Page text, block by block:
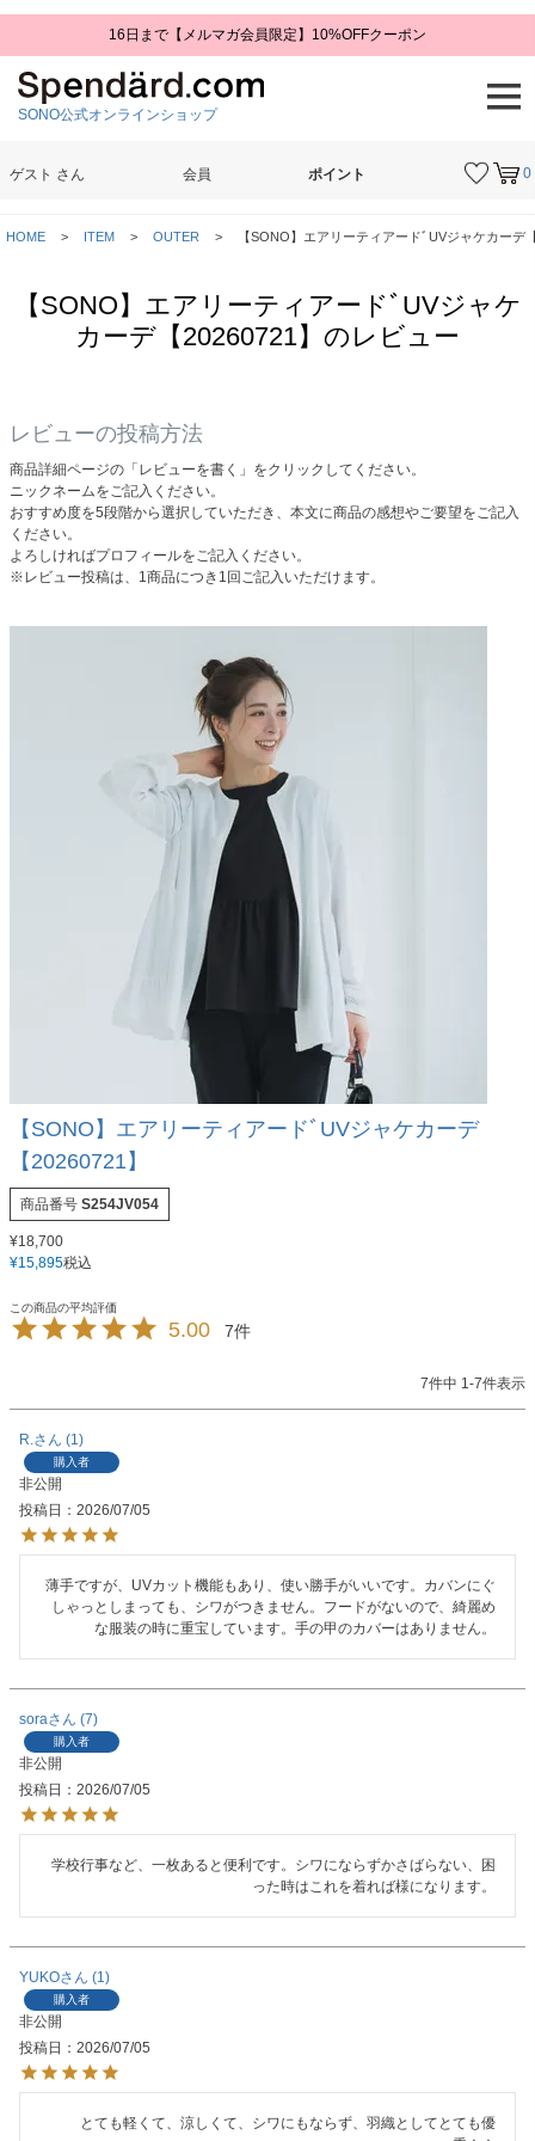
16日まで【メルマガ会員限定】10%OFFクーポン
SONO公式オンラインショップ
0
ゲスト さん 会員 ポイント
HOME ITEM OUTER 【SONO】エアリーティアードﾞUVジャケカーデ
【SONO】エアリーティアードﾞUVジャケ
カーデ【20260721】のレビュー
レビューの投稿方法
商品詳細ページの「レビューを書く」をクリックしてください。
ニックネームをご記入ください。
おすすめ度を5段階から選択していただき、本文に商品の感想やご要望をご記入
ください。
よろしければプロフィールをご記入ください。
※レビュー投稿は、1商品につき1回ご記入いただけます。
【SONO】エアリーティアードﾞUVジャケカーデ
【20260721】
商品番号 S254JV054
¥18,700
¥15,895税込
5.00 7
7件中 1-7件表示
R. 1
購入者
非公開
投稿日
2026/07/05
薄手ですが、UVカット機能もあり、使い勝手がいいです。カバンにぐ
しゃっとしまっても、シワがつきません。フードがないので、綺麗め
な服装の時に重宝しています。手の甲のカバーはありません。
sora 7
購入者
非公開
投稿日
2026/07/05
学校行事など、一枚あると便利です。シワにならずかさばらない、困
った時はこれを着れば様になります。
YUKO 1
購入者
非公開
投稿日
2026/07/05
とても軽くて、涼しくて、シワにもならず、羽織としてとても優